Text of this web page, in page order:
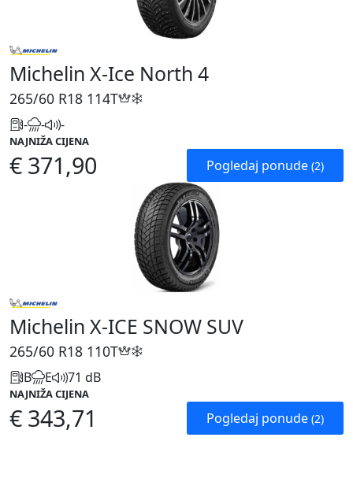
Michelin X-Ice North 4
265/60 R18 114T
- - -
NAJNIŽA CIJENA
€ 371,90 Pogledaj ponude (2)
Michelin X-ICE SNOW SUV
265/60 R18 110T
B E 71 dB
NAJNIŽA CIJENA
€ 343,71 Pogledaj ponude (2)